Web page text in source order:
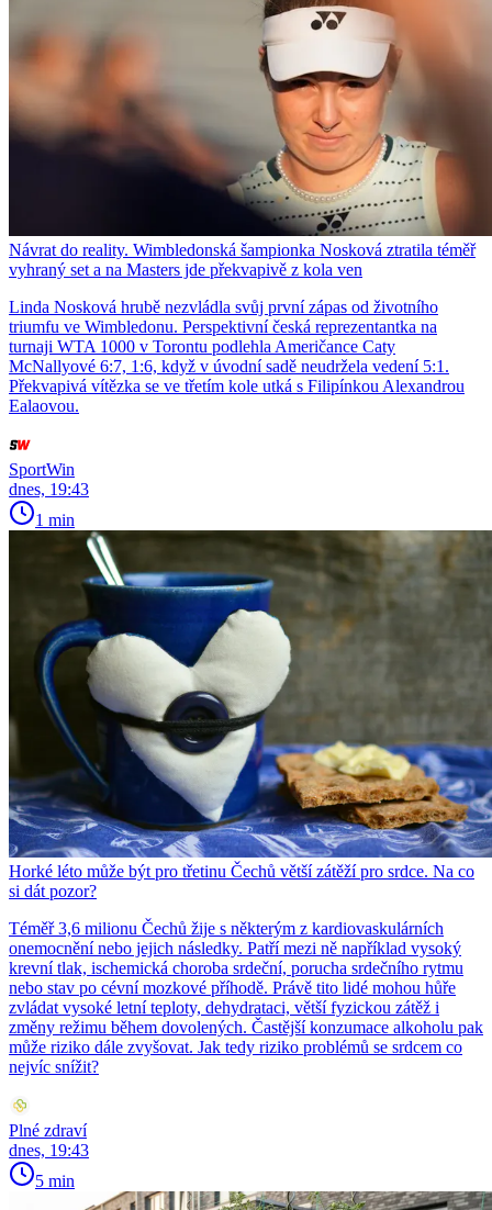
Návrat do reality. Wimbledonská šampionka Nosková ztratila téměř
vyhraný set a na Masters jde překvapivě z kola ven
Linda Nosková hrubě nezvládla svůj první zápas od životního
triumfu ve Wimbledonu. Perspektivní česká reprezentantka na
turnaji WTA 1000 v Torontu podlehla Američance Caty
McNallyové 6:7, 1:6, když v úvodní sadě neudržela vedení 5:1.
Překvapivá vítězka se ve třetím kole utká s Filipínkou Alexandrou
Ealaovou.
SportWin
dnes, 19:43
1 min
Horké léto může být pro třetinu Čechů větší zátěží pro srdce. Na co
si dát pozor?
Téměř 3,6 milionu Čechů žije s některým z kardiovaskulárních
onemocnění nebo jejich následky. Patří mezi ně například vysoký
krevní tlak, ischemická choroba srdeční, porucha srdečního rytmu
nebo stav po cévní mozkové příhodě. Právě tito lidé mohou hůře
zvládat vysoké letní teploty, dehydrataci, větší fyzickou zátěž i
změny režimu během dovolených. Častější konzumace alkoholu pak
může riziko dále zvyšovat. Jak tedy riziko problémů se srdcem co
nejvíc snížit?
Plné zdraví
dnes, 19:43
5 min